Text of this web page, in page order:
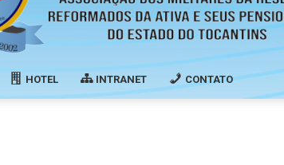
HOTEL INTRANET CONTATO